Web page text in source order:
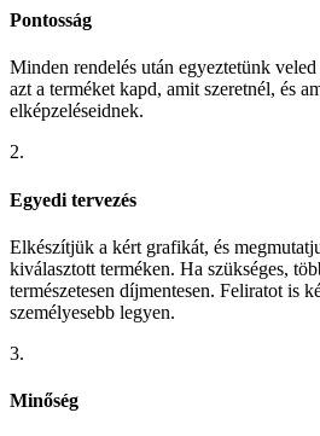
Pontosság
Minden rendelés után egyeztetünk
azt a terméket kapd, amit szeretnél, és
elképzeléseidnek.
2.
Egyedi tervezés
Elkészítjük a kért grafikát, és
kiválasztott terméken. Ha szükséges,
természetesen díjmentesen. Feliratot is
személyesebb legyen.
3.
Minőség